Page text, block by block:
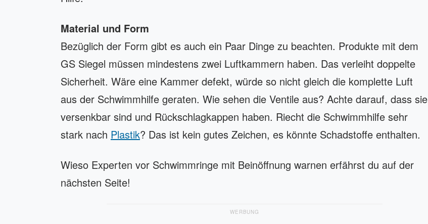
Material und Form
Bezüglich der Form gibt es auch ein Paar Dinge zu beachten. Produkte mit dem
GS Siegel müssen mindestens zwei Luftkammern haben. Das verleiht doppelte
Sicherheit. Wäre eine Kammer defekt, würde so nicht gleich die komplette Luft
aus der Schwimmhilfe geraten. Wie sehen die Ventile aus? Achte darauf, dass sie
versenkbar sind und Rückschlagkappen haben. Riecht die Schwimmhilfe sehr
stark nach Plastik? Das ist kein gutes Zeichen, es könnte Schadstoffe enthalten.
Wieso Experten vor Schwimmringe mit Beinöffnung warnen erfährst du auf der
nächsten Seite!
WERBUNG